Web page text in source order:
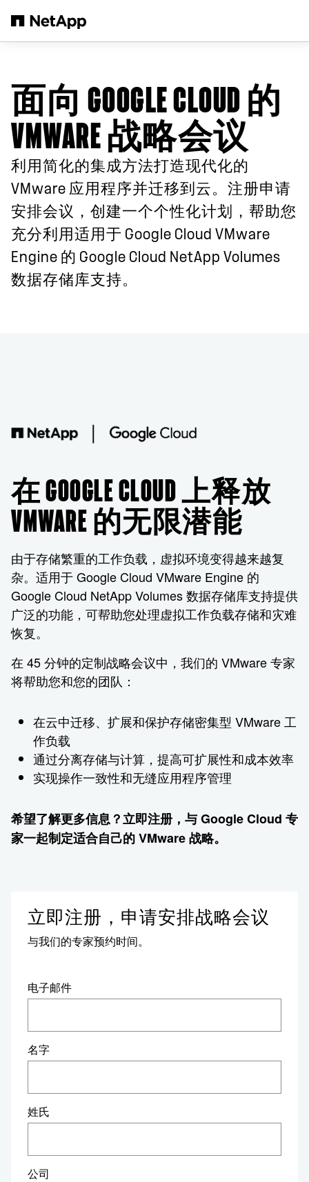
面向 GOOGLE CLOUD 的
VMWARE 战略会议
利用简化的集成方法打造现代化的
VMware 应用程序并迁移到云。注册申请
安排会议，创建一个个性化计划，帮助您
充分利用适用于 Google Cloud VMware
Engine 的 Google Cloud NetApp Volumes
数据存储库支持。
在 GOOGLE CLOUD 上释放
VMWARE 的无限潜能
由于存储繁重的工作负载，虚拟环境变得越来越复
杂。适用于 Google Cloud VMware Engine 的
Google Cloud NetApp Volumes 数据存储库支持提供
广泛的功能，可帮助您处理虚拟工作负载存储和灾难
恢复。
在 45 分钟的定制战略会议中，我们的 VMware 专家
将帮助您和您的团队：
在云中迁移、扩展和保护存储密集型 VMware 工
作负载
通过分离存储与计算，提高可扩展性和成本效率
实现操作一致性和无缝应用程序管理
希望了解更多信息？立即注册，与 Google Cloud 专
家一起制定适合自己的 VMware 战略。
立即注册，申请安排战略会议
与我们的专家预约时间。
电子邮件
名字
姓氏
公司